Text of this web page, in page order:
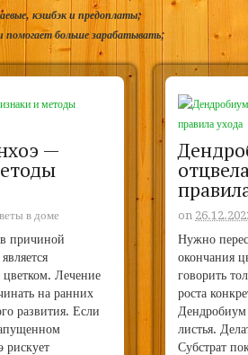
кэшбэк и предоплаты;
помогает больше зарабатывать;
—
в доме
причиной
Лечение
на ранних
развития. Если
рискует
on
Нужно
окончания
говорить
роста
Дендробиум
листья.
Субстрат